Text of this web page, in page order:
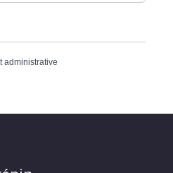
administrative